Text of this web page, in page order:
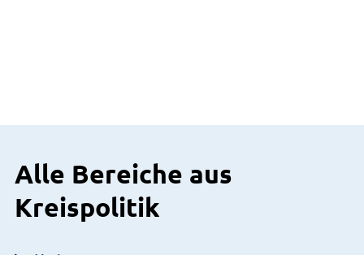
Alle Bereiche aus
Kreispolitik